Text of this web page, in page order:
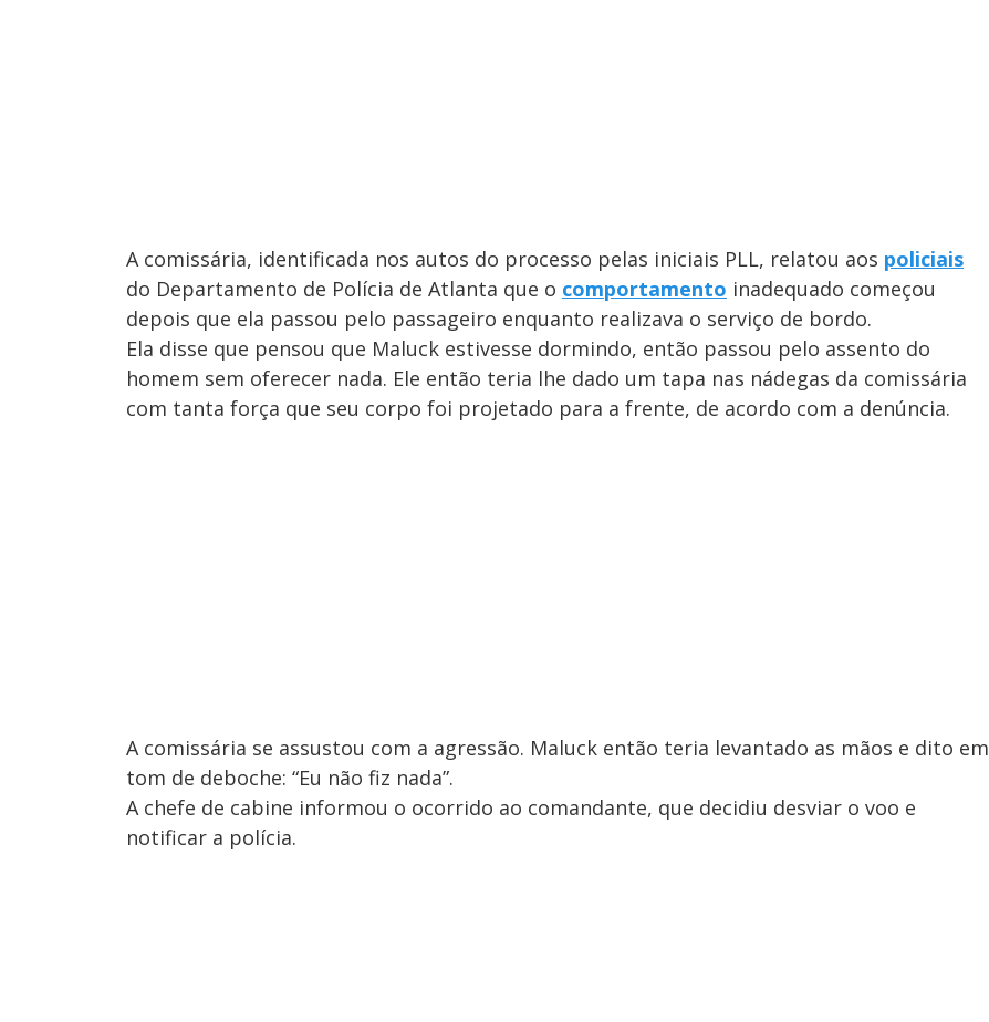
A comissária, identificada nos autos do processo pelas iniciais PLL, relatou aos policiais
do Departamento de Polícia de Atlanta que o comportamento inadequado começou
depois que ela passou pelo passageiro enquanto realizava o serviço de bordo.
Ela disse que pensou que Maluck estivesse dormindo, então passou pelo assento do
homem sem oferecer nada. Ele então teria lhe dado um tapa nas nádegas da comissária
com tanta força que seu corpo foi projetado para a frente, de acordo com a denúncia.
A comissária se assustou com a agressão. Maluck então teria levantado as mãos e dito em
tom de deboche: “Eu não fiz nada”.
A chefe de cabine informou o ocorrido ao comandante, que decidiu desviar o voo e
notificar a polícia.